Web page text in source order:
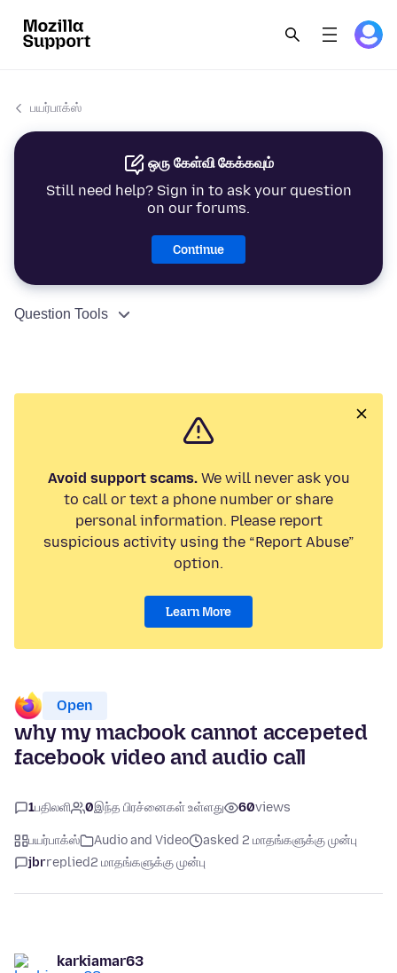
பயர்பாக்ஸ்
ஒரு கேள்வி கேக்கவும்
Still need help? Sign in to ask your question
on our forums.
Continue
Question Tools
Avoid support scams.We will never ask you
to call or text a phone number or share
personal information. Please report
suspicious activity using the “Report Abuse”
option.
Learn More
Open
why my macbook cannot accepeted
facebook video and audio call
1பதிலளி 0இந்த பிரச்னைகள் உள்ளது 60views
பயர்பாக்ஸ் Audio and Video
asked 2 மாதங்களுக்கு முன்பு
jbrreplied2 மாதங்களுக்கு முன்பு
karkiamar63